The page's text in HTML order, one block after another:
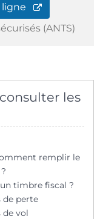
ligne
(ANTS)
les
remplir le
timbre fiscal ?
de perte
de vol